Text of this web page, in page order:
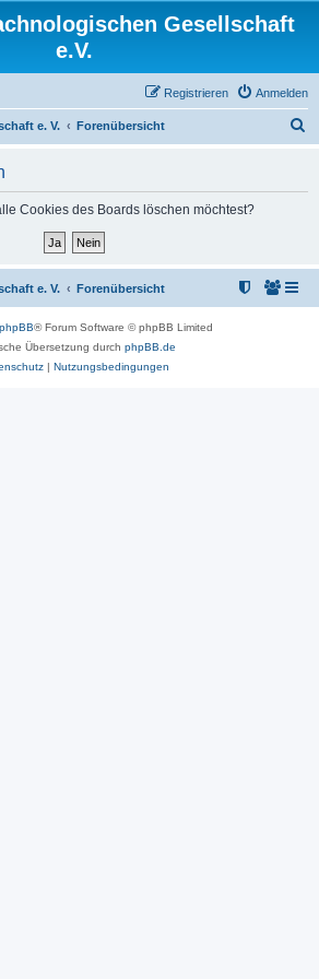
Gesellschaft
e.V.
Anmelden
Registrieren
e. V. Forenübersicht
Cookies des Boards löschen möchtest?
e. V. Forenübersicht
phpBB® Forum Software © phpBB Limited
Übersetzung durch phpBB.de
| Nutzungsbedingungen